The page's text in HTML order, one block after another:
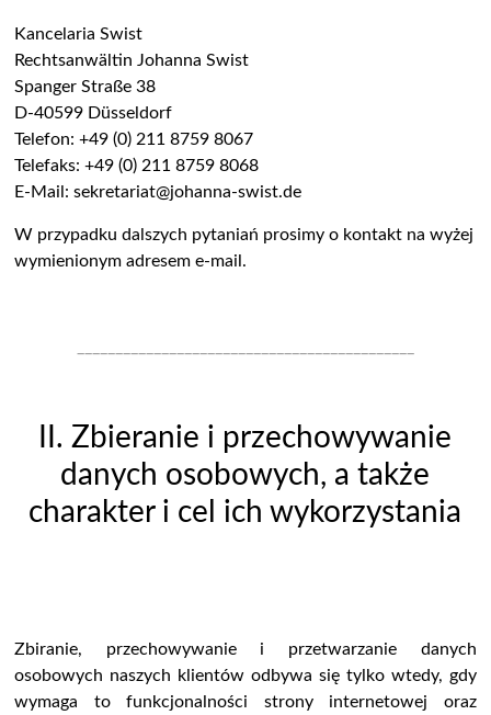
Kancelaria Swist
Rechtsanwältin Johanna Swist
Spanger Straße 38
D-40599 Düsseldorf
Telefon: +49 (0) 211 8759 8067
Telefaks: +49 (0) 211 8759 8068
E-Mail: sekretariat@johanna-swist.de
W przypadku dalszych pytaniań prosimy o kontakt na wyżej
wymienionym adresem e-mail.
II. Zbieranie i przechowywanie
danych osobowych, a także
charakter i cel ich wykorzystania
Zbiranie, przechowywanie i przetwarzanie danych
osobowych naszych klientów odbywa się tylko wtedy, gdy
wymaga to funkcjonalności strony internetowej oraz